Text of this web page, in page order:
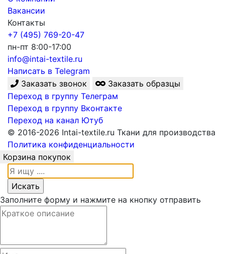
Вакансии
Контакты
+7 (495) 769-20-47
пн-пт 8:00-17:00
info@intai-textile.ru
Написать в Telegram
Заказать звонок
Заказать образцы
Переход в группу Телеграм
Переход в группу Вконтакте
Переход на канал Ютуб
© 2016-2026 Intai-textile.ru Ткани для производства
Политика конфиденциальности
Корзина покупок
Заполните форму и нажмите на кнопку отправить